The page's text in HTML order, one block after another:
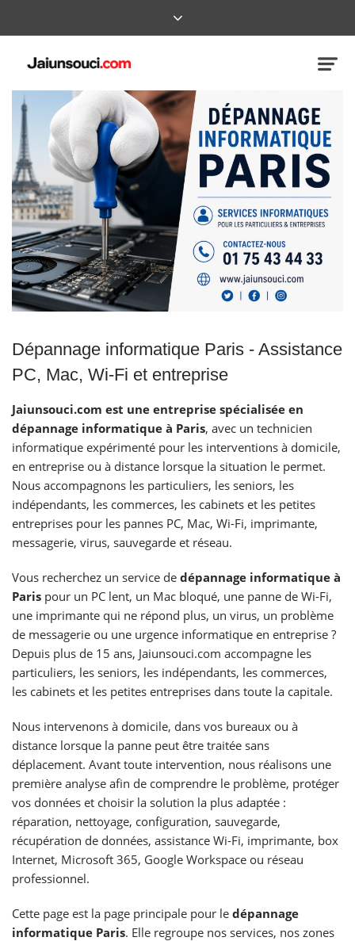
Dépannage informatique Paris - Assistance
PC, Mac, Wi-Fi et entreprise
Jaiunsouci.com est une entreprise spécialisée en
dépannage informatique à Paris, avec un technicien
informatique expérimenté pour les interventions à domicile,
en entreprise ou à distance lorsque la situation le permet.
Nous accompagnons les particuliers, les seniors, les
indépendants, les commerces, les cabinets et les petites
entreprises pour les pannes PC, Mac, Wi-Fi, imprimante,
messagerie, virus, sauvegarde et réseau.
Vous recherchez un service de dépannage informatique à
Paris pour un PC lent, un Mac bloqué, une panne de Wi-Fi,
une imprimante qui ne répond plus, un virus, un problème
de messagerie ou une urgence informatique en entreprise ?
Depuis plus de 15 ans, Jaiunsouci.com accompagne les
particuliers, les seniors, les indépendants, les commerces,
les cabinets et les petites entreprises dans toute la capitale.
Nous intervenons à domicile, dans vos bureaux ou à
distance lorsque la panne peut être traitée sans
déplacement. Avant toute intervention, nous réalisons une
première analyse afin de comprendre le problème, protéger
vos données et choisir la solution la plus adaptée :
réparation, nettoyage, configuration, sauvegarde,
récupération de données, assistance Wi-Fi, imprimante, box
Internet, Microsoft 365, Google Workspace ou réseau
professionnel.
Cette page est la page principale pour le dépannage
informatique Paris. Elle regroupe nos services, nos zones